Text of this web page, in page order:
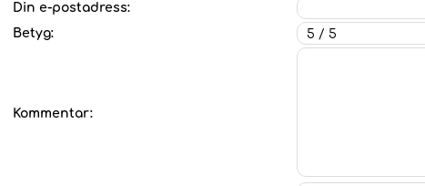
Din e-postadress:
Betyg:
Kommentar: